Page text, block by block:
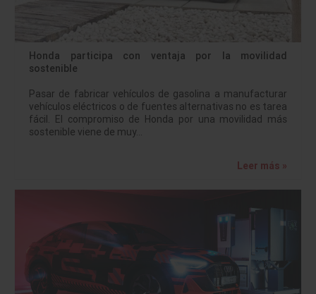
Honda participa con ventaja por la movilidad
sostenible
Pasar de fabricar vehículos de gasolina a manufacturar
vehículos eléctricos o de fuentes alternativas no es tarea
fácil. El compromiso de Honda por una movilidad más
sostenible viene de muy…
Leer más »